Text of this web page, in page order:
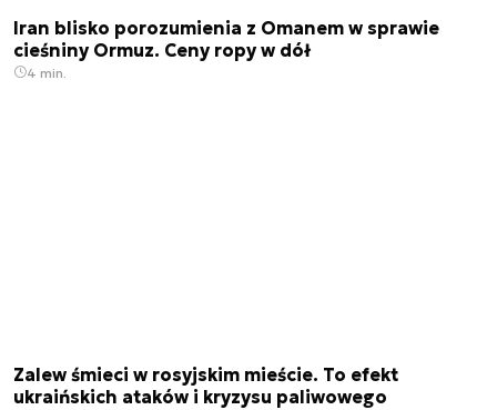
Iran blisko porozumienia z Omanem w sprawie
cieśniny Ormuz. Ceny ropy w dół
4 min.
Zalew śmieci w rosyjskim mieście. To efekt
ukraińskich ataków i kryzysu paliwowego